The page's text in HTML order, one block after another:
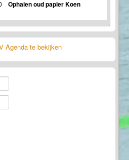
Ophalen oud papier Koen
Agenda te bekijken